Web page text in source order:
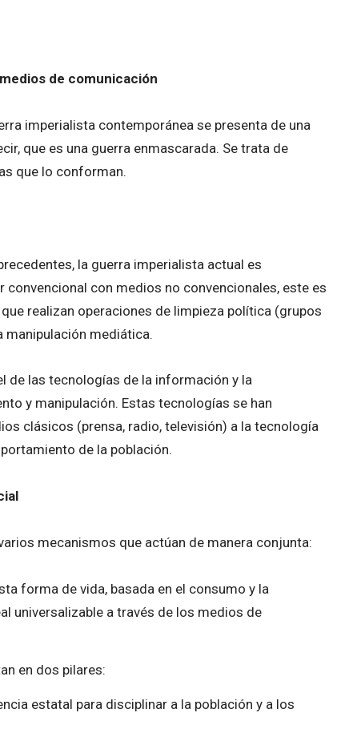
de comunicación
imperialista contemporánea se presenta de una
que es una guerra enmascarada. Se trata de
que lo conforman.
la guerra imperialista actual es
convencional con medios no convencionales, este es
realizan operaciones de limpieza política (grupos
manipulación mediática.
de las tecnologías de la información y la
y manipulación. Estas tecnologías se han
clásicos (prensa, radio, televisión) a la tecnología
de la población.
mecanismos que actúan de manera conjunta:
forma de vida, basada en el consumo y la
universalizable a través de los medios de
en dos pilares:
estatal para disciplinar a la población y a los